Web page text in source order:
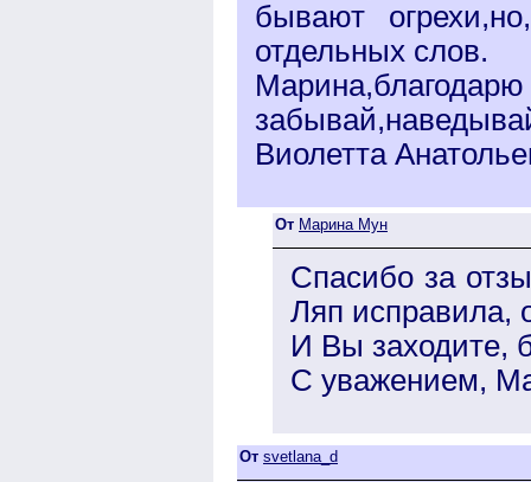
бывают
отдельных слов.
Виолетта
От Марина Мун
Спасибо за
Ляп исправила,
И Вы заходите,
С уважением,
От svetlana_d